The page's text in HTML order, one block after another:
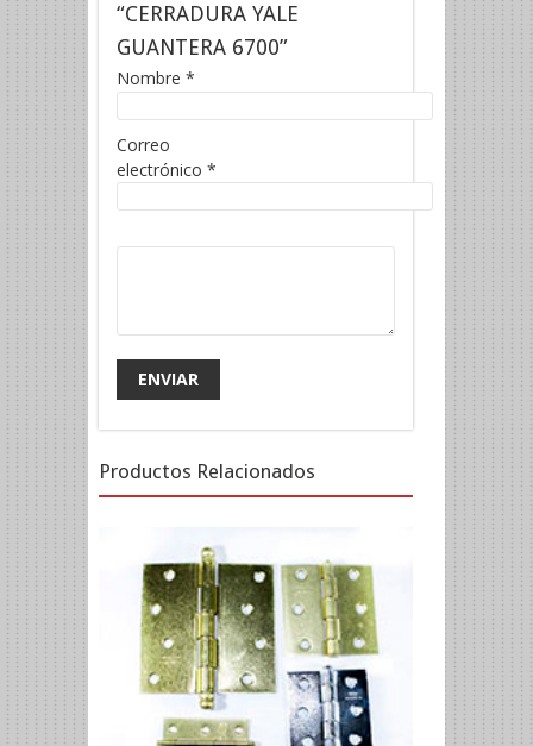
“CERRADURA YALE
GUANTERA 6700”
Nombre *
Correo
electrónico *
Productos Relacionados